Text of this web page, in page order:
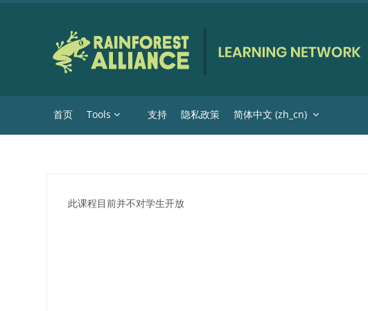
首页 Tools 支持 隐私政策 简体中文 ‎(zh_cn)‎
此课程目前并不对学生开放